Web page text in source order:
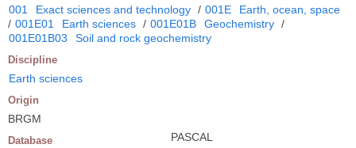
001 Exact sciences and technology / 001E
Earth, ocean, space
/ 001E01 Earth sciences / 001E01B Geochemistry /
001E01B03
Soil and rock geochemistry
Discipline
Earth sciences
Origin
BRGM
Database PASCAL